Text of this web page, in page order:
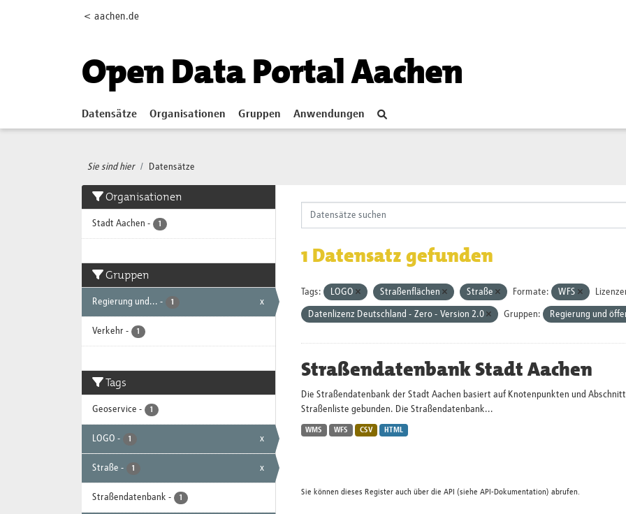
< aachen.de
Open Data Portal Aachen
Datensätze Organisationen Gruppen Anwendungen
Sie sind hier Datensätze
Organisationen
Stadt Aachen - 1
Gruppen
Regierung und... - 1 x
Verkehr - 1
Tags
Geoservice - 1
LOGO - 1 x
Straße - 1 x
Straßendatenbank - 1
1 Datensatz gefunden
Tags: LOGO Straßenflächen Straße Formate: WFS
Datenlizenz Deutschland - Zero - Version 2.0 Gruppen: Regierung und
Straßendatenbank Stadt Aachen
Die Straßendatenbank der Stadt Aachen basiert auf Knotenpunkten und
Straßenliste gebunden. Die Straßendatenbank...
WMS WFS CSV HTML
Sie können dieses Register auch über die API (siehe API-Dokumentation) abrufen.